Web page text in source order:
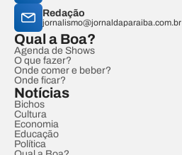
Redação
jornalismo@jornaldaparaiba.com.br
Qual a Boa?
Agenda de Shows
O que fazer?
Onde comer e beber?
Onde ficar?
Notícias
Bichos
Cultura
Economia
Educação
Política